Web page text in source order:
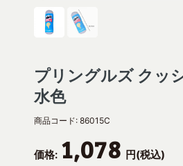
プリングルズ クッ
水色
商品コード: 86015C
価格: 1,078 円(税込)